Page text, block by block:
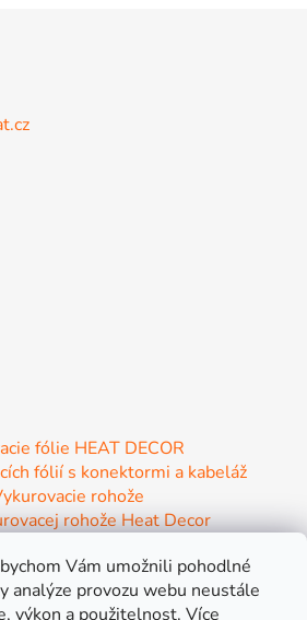
Vám umožnili pohodlné
analýze provozu webu neustále
výkon a použitelnost. Více
fólie HEAT DECOR
fólií s konektormi a kabeláž
rohože
rohože Heat Decor
/ Vykurovacie Infrapanely
NIRE s Infra ohrevom